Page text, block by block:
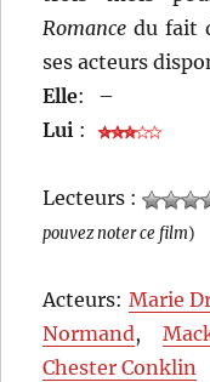
Romance du fait
ses acteurs
Elle:
–
Lui :
Lecteurs :
pouvez noter ce film)
Acteurs: Marie
Normand,
Chester Conklin